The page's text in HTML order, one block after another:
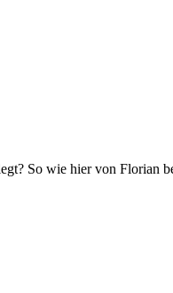
So wie hier von Florian